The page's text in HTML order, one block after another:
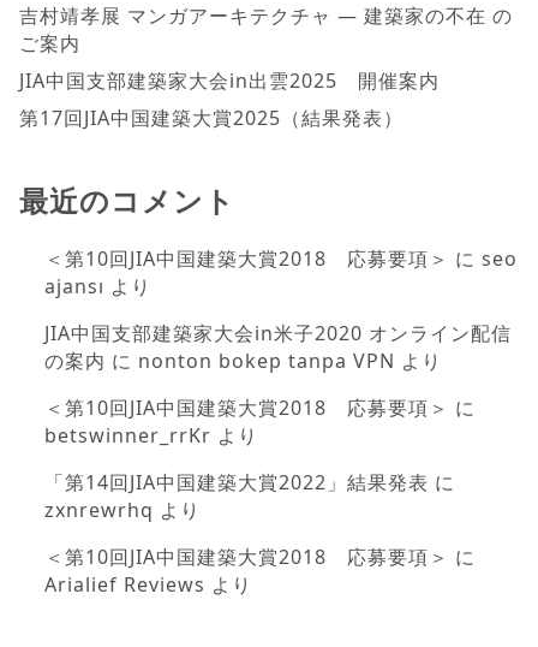
吉村靖孝展 マンガアーキテクチャ ― 建築家の不在 の
ご案内
JIA中国支部建築家大会in出雲2025 開催案内
第17回JIA中国建築大賞2025（結果発表）
最近のコメント
＜第10回JIA中国建築大賞2018 応募要項＞ に seo
ajansı より
JIA中国支部建築家大会in米子2020 オンライン配信
の案内 に nonton bokep tanpa VPN より
＜第10回JIA中国建築大賞2018 応募要項＞ に
betswinner_rrKr より
「第14回JIA中国建築大賞2022」結果発表 に
zxnrewrhq より
＜第10回JIA中国建築大賞2018 応募要項＞ に
Arialief Reviews より